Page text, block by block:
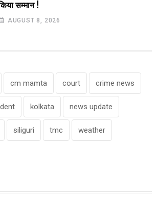
सम्मान !
AUGUST 8, 2026
cm mamta court crime news
kolkata news update
siliguri tmc weather